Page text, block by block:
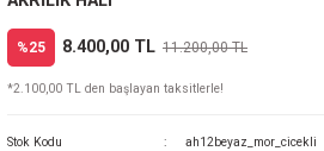
%25 8.400,00 TL 11.200,00 TL
*2.100,00 TL den başlayan taksitlerle!
Stok Kodu ah12beyaz_mor_cicekli